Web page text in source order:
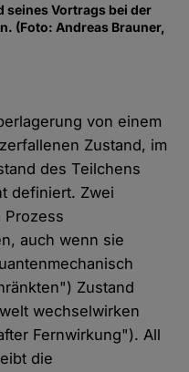
seines Vortrags bei der
(Foto: Andreas Brauner,
von einem
Zustand, im
des Teilchens
definiert. Zwei
Prozess
auch wenn sie
Zustand
wechselwirken
Fernwirkung"). All
die